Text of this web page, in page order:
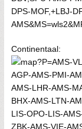
Continentaal: